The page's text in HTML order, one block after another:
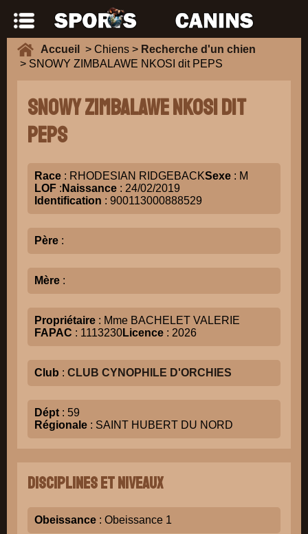
Accueil > Chiens > Recherche d'un chien
> SNOWY ZIMBALAWE NKOSI dit PEPS
SNOWY ZIMBALAWE NKOSI dit
PEPS
Race : RHODESIAN RIDGEBACKSexe : M
LOF : Naissance : 24/02/2019
Identification : 900113000888529
Père :
Mère :
Propriétaire : Mme BACHELET VALERIE
FAPAC : 1113230Licence : 2026
Club : CLUB CYNOPHILE D'ORCHIES
Dépt : 59
Régionale : SAINT HUBERT DU NORD
Disciplines et niveaux
Obeissance : Obeissance 1